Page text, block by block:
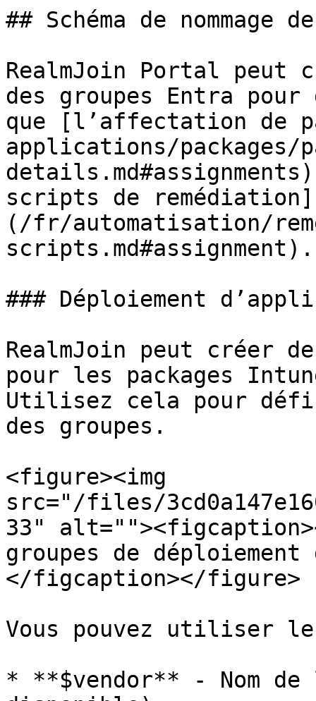
## Schéma de nommage
RealmJoin Portal peut
des groupes Entra
que [l’affectation de
applications/packages/
scripts de remédiation]
(/fr/automatisation/
scripts.md#assignment).
### Déploiement
RealmJoin peut créer
pour les packages
Utilisez cela pour
des groupes.
<figure><img
src="/files/
33"
groupes de déploiement
</figcaption></figure>
Vous pouvez utiliser
* **$vendor** - Nom